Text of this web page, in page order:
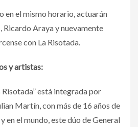
en el mismo horario, actuarán
Ricardo Araya y nuevamente
con La Risotada.
y artistas:
Risotada” está integrada por
Martín, con más de 16 años de
en el mundo, este dúo de General